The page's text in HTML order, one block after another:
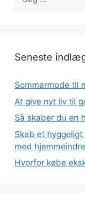
efter:
Seneste
Sommarmode til
At give nyt liv til
Så skaber du en
Skab et
med
Hvorfor købe